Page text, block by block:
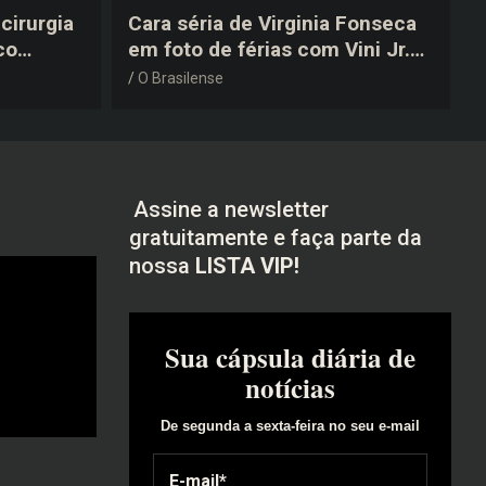
a
Cara séria de Virginia Fonseca
em foto de férias com Vini Jr.
vira piada na web: “Não
O Brasilense
Assine a newsletter
gratuitamente e faça parte da
nossa LISTA VIP!
Sua cápsula diária de
notícias
De segunda a sexta-feira no seu e-mail